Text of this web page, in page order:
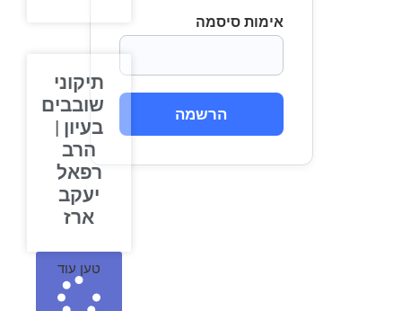
אימות סיסמה
הרשמה
תיקוני
שובבים
בעיון |
הרב
רפאל
יעקב
ארז
טען עוד